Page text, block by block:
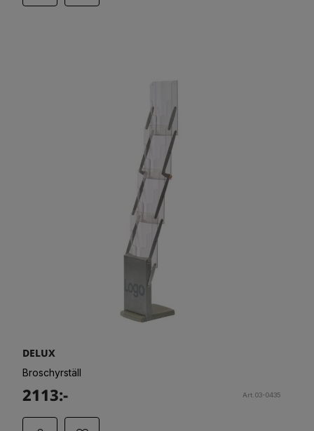
DELUX
Broschyrställ
2113:- Art.03-0435